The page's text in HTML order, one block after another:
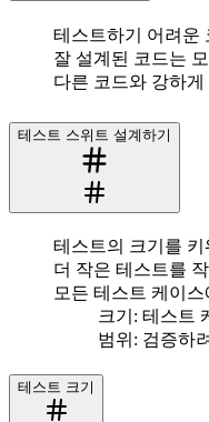
테스트하기 어려운
잘 설계된 코드는
다른 코드와 강하
테스트 스위트 설계하기
테스트의 크기를
더 작은 테스트를
모든 테스트 케이
크기: 테스트
범위: 검증하
테스트 크기